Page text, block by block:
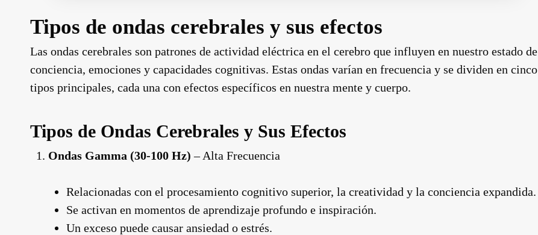
Tipos de ondas cerebrales y sus efectos
Las ondas cerebrales son patrones de actividad eléctrica en el cerebro que influyen en nuestro estado de
conciencia, emociones y capacidades cognitivas. Estas ondas varían en frecuencia y se dividen en cinco
tipos principales, cada una con efectos específicos en nuestra mente y cuerpo.
Tipos de Ondas Cerebrales y Sus Efectos
Ondas Gamma (30-100 Hz) – Alta Frecuencia
Relacionadas con el procesamiento cognitivo superior, la creatividad y la conciencia expandida.
Se activan en momentos de aprendizaje profundo e inspiración.
Un exceso puede causar ansiedad o estrés.